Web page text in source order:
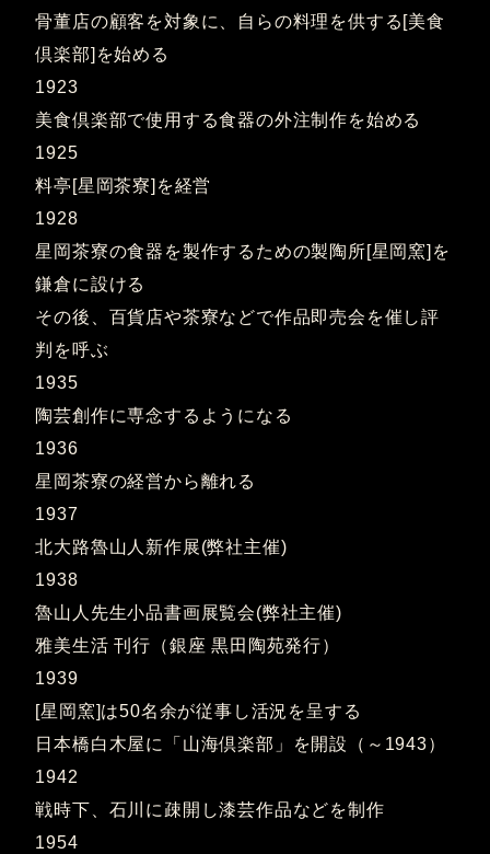
骨董店の顧客を対象に、自らの料理を供する[美食
倶楽部]を始める
1923
美食倶楽部で使用する食器の外注制作を始める
1925
料亭[星岡茶寮]を経営
1928
星岡茶寮の食器を製作するための製陶所[星岡窯]を
鎌倉に設ける
その後、百貨店や茶寮などで作品即売会を催し評
判を呼ぶ
1935
陶芸創作に専念するようになる
1936
星岡茶寮の経営から離れる
1937
北大路魯山人新作展(弊社主催)
1938
魯山人先生小品書画展覧会(弊社主催)
雅美生活 刊行（銀座 黒田陶苑発行）
1939
[星岡窯]は50名余が従事し活況を呈する
日本橋白木屋に「山海倶楽部」を開設（～1943）
1942
戦時下、石川に疎開し漆芸作品などを制作
1954